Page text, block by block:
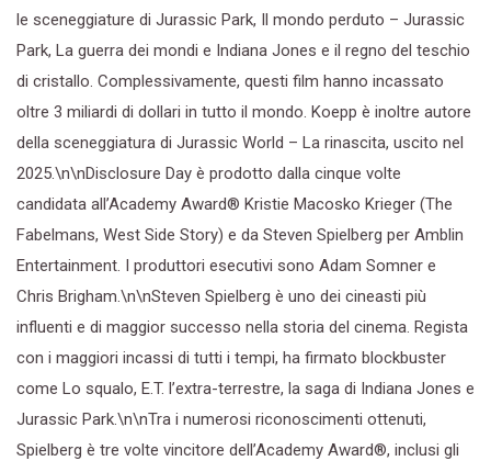
le sceneggiature di Jurassic Park, Il mondo perduto – Jurassic
Park, La guerra dei mondi e Indiana Jones e il regno del teschio
di cristallo. Complessivamente, questi film hanno incassato
oltre 3 miliardi di dollari in tutto il mondo. Koepp è inoltre autore
della sceneggiatura di Jurassic World – La rinascita, uscito nel
2025.\n\nDisclosure Day è prodotto dalla cinque volte
candidata all’Academy Award® Kristie Macosko Krieger (The
Fabelmans, West Side Story) e da Steven Spielberg per Amblin
Entertainment. I produttori esecutivi sono Adam Somner e
Chris Brigham.\n\nSteven Spielberg è uno dei cineasti più
influenti e di maggior successo nella storia del cinema. Regista
con i maggiori incassi di tutti i tempi, ha firmato blockbuster
come Lo squalo, E.T. l’extra-terrestre, la saga di Indiana Jones e
Jurassic Park.\n\nTra i numerosi riconoscimenti ottenuti,
Spielberg è tre volte vincitore dell’Academy Award®, inclusi gli